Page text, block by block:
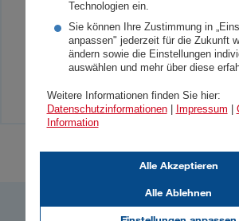
Technologien ein.
Sie können Ihre Zustimmung in
anpassen" jederzeit für die Zukunft
ändern sowie die Einstellungen
auswählen und mehr über diese
Weitere Informationen finden Sie hier:
Datenschutzinformationen| Impressum
Information
Alle Ablehnen
Alle Akzeptieren
Sie haben Presseanfragen?
unserem Medienkontakt